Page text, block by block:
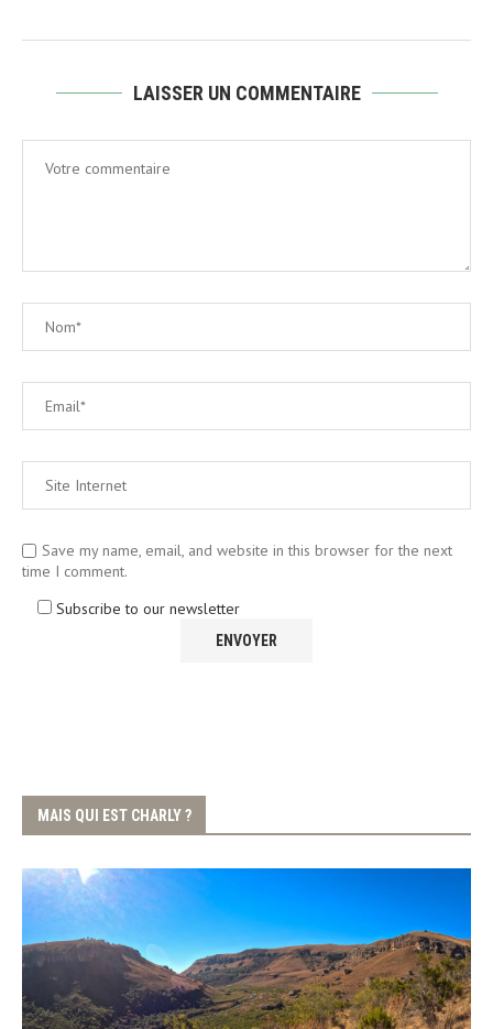
LAISSER UN COMMENTAIRE
Save my name, email, and website in this browser for the next
time I comment.
Subscribe to our newsletter
MAIS QUI EST CHARLY ?